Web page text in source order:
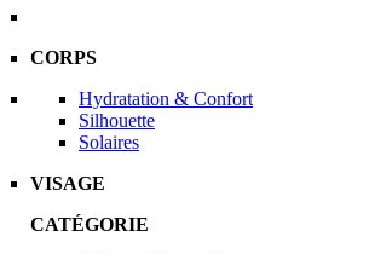
CORPS
Hydratation & Confort
Silhouette
Solaires
VISAGE
CATÉGORIE